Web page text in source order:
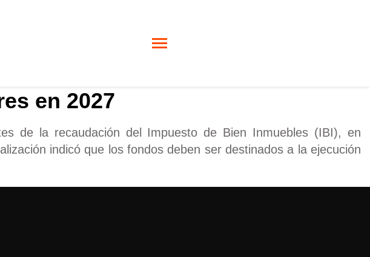
en 2027
de la recaudación del Impuesto de Bien Inmuebles (IBI), en
indicó que los fondos deben ser destinados a la ejecución